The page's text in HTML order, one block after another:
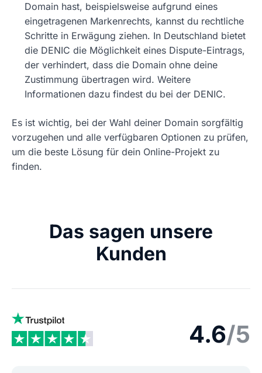
Domain hast, beispielsweise aufgrund eines
eingetragenen Markenrechts, kannst du rechtliche
Schritte in Erwägung ziehen. In Deutschland bietet
die DENIC die Möglichkeit eines Dispute-Eintrags,
der verhindert, dass die Domain ohne deine
Zustimmung übertragen wird. Weitere
Informationen dazu findest du bei der DENIC.
Es ist wichtig, bei der Wahl deiner Domain sorgfältig
vorzugehen und alle verfügbaren Optionen zu prüfen,
um die beste Lösung für dein Online-Projekt zu
finden.
Das sagen unsere
Kunden
4.6/5